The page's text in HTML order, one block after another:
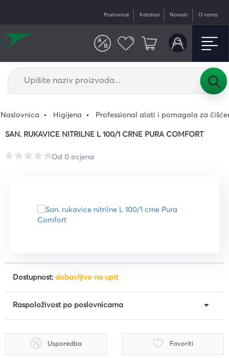
Poslovnice Katalozi Novosti O nama
Naslovnica Higijena Professional alati i pomagala za
SAN. RUKAVICE NITRILNE L 100/1 CRNE PURA COMFORT
Od 0 ocjena
Dostupnost: dobavljivo na upit
Raspoloživost po poslovnicama
Usporedba Favoriti